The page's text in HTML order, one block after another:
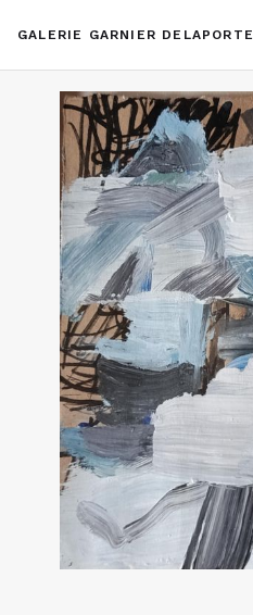
GALERIE GARNIER DELAPORTE